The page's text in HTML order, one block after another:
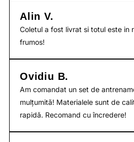
Alin V.
Coletul a fost livrat si totul este in
frumos!
Ovidiu B.
Am comandat un set de
mulțumită! Materialele sunt de
rapidă. Recomand cu încredere!